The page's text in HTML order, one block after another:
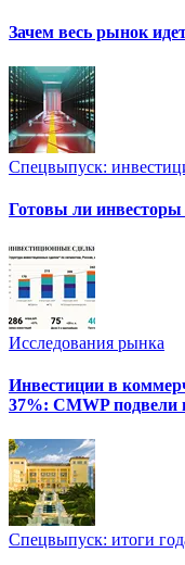
Зачем весь рынок
Спецвыпуск:
Готовы ли
Исследования рынка
Инвестиции в
37%: CMWP подвели
Спецвыпуск: итоги